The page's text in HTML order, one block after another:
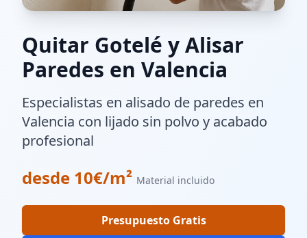
Quitar Gotelé y Alisar
Paredes en Valencia
Especialistas en alisado de paredes en
Valencia con lijado sin polvo y acabado
profesional
desde 10€/m² Material incluido
Presupuesto Gratis